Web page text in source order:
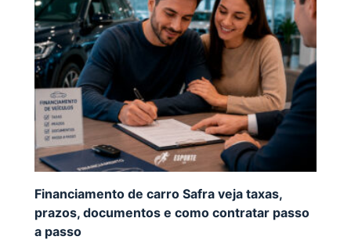
Financiamento de carro Safra veja taxas,
prazos, documentos e como contratar passo
a passo